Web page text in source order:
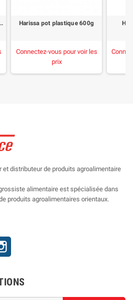
pecheur 4/4 Harissa pot plastique 600g
Connectez-vous pour voir les
prix
et distributeur de produits agroalimentaire
alimentaire est spécialisée dans
produits agroalimentaires orientaux.